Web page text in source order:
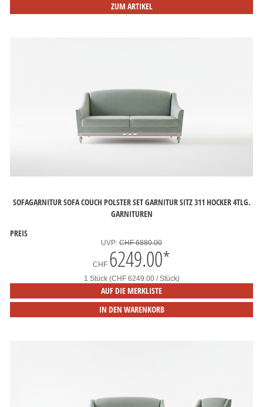
ZUM ARTIKEL
SOFAGARNITUR SOFA COUCH POLSTER SET GARNITUR SITZ 311 HOCKER 4TLG.
GARNITUREN
PREIS
UVP: CHF 6880.00
CHF 6249.00*
1 Stück (CHF 6249.00 / Stück)
AUF DIE MERKLISTE
IN DEN WARENKORB